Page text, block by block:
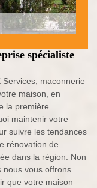
spécialiste
maconnerie
maison, en
la première
maintenir votre
suivre les tendances
rénovation de
dans la région. Non
nous vous offrons
que votre maison